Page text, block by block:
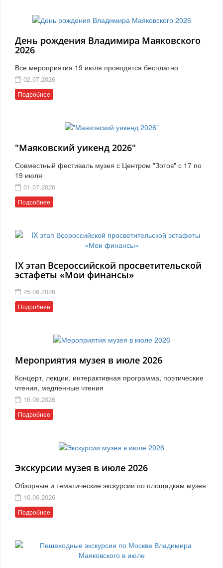
День рождения Владимира Маяковского
2026
Все мероприятия 19 июля проводятся бесплатно
02.07.2026
Подробнее
"Маяковский уикенд 2026"
Совместный фестиваль музея с Центром "Зотов" с 17 по
19 июля
01.07.2026
Подробнее
IX этап Всероссийской просветительской
эстафеты «Мои финансы»
25.06.2026
Подробнее
Мероприятия музея в июле 2026
Концерт, лекции, интерактивная программа, поэтические
чтения, медленные чтения
16.06.2026
Подробнее
Экскурсии музея в июле 2026
Обзорные и тематические экскурсии по площадкам музея
16.06.2026
Подробнее